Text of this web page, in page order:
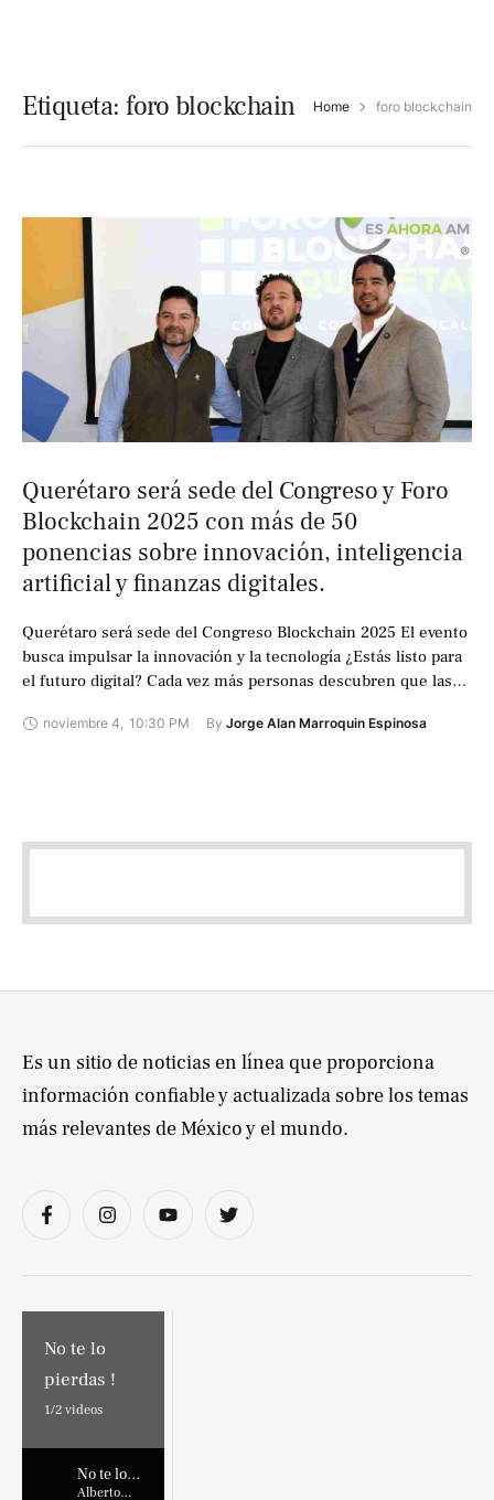
Etiqueta: foro blockchain Home foro blockchain
Querétaro será sede del Congreso y Foro
Blockchain 2025 con más de 50
ponencias sobre innovación, inteligencia
artificial y finanzas digitales.
Querétaro será sede del Congreso Blockchain 2025 El evento
busca impulsar la innovación y la tecnología ¿Estás listo para
el futuro digital? Cada vez más personas descubren que las
noviembre 4, 10:30 PM By Jorge Alan Marroquin Espinosa
No te lo
pierdas !
1/2 videos
No te lo
pierdas !
Alberto
Es un sitio de noticias en línea que proporciona
información confiable y actualizada sobre los temas
más relevantes de México y el mundo.